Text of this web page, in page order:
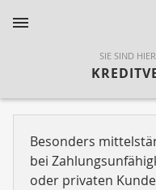
SIE SIND HIER
Besonders
bei
oder privaten